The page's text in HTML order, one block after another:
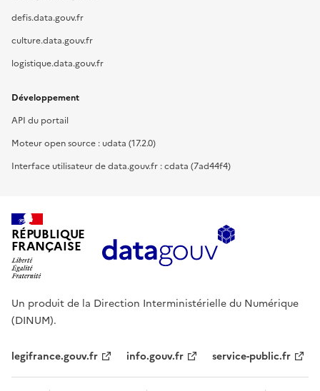
defis.data.gouv.fr
culture.data.gouv.fr
logistique.data.gouv.fr
Développement
API du portail
Moteur open source : udata (17.2.0)
Interface utilisateur de data.gouv.fr : cdata (7ad44f4)
RÉPUBLIQUE
FRANÇAISE
Un produit de la Direction Interministérielle du Numérique
(DINUM).
legifrance.gouv.fr info.gouv.fr service-public.fr